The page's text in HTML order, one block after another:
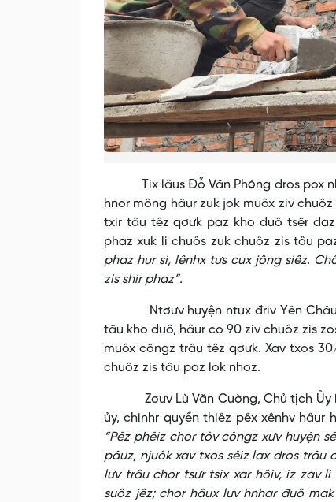
Tix lâus Đỗ Văn Phóng đros pox
hnor mông hâur zuk jok muôx ziv
txir tâu têz qơưk paz kho đuô tsêr
phaz xưk li chuôs zuk chuôz zis tâu
phaz hur si, lênhx tưs cux jông siêz.
zis shir phaz”.
Ntơưv huyện ntux đriv Yên Châu,
tâu kho đuô, hâur co 90 ziv chuôz zis
muôx côngz trâu têz qơưk. Xav txos
chuôz zis tâu paz lok nhoz.
Zơưv Lù Văn Cường, Chủ tịch Ủy
ủy, chinhr quyền thiêz pêx xênhv hâur
“Pêz phêiz chor tôv côngz xưv huyện
pâuz, njuôk xav txos sêiz lax đros trâu
lưv trâu chor tsưr tsix xar hôiv, iz zav
suôz jêz; chor hâux lưv hnhar đuô